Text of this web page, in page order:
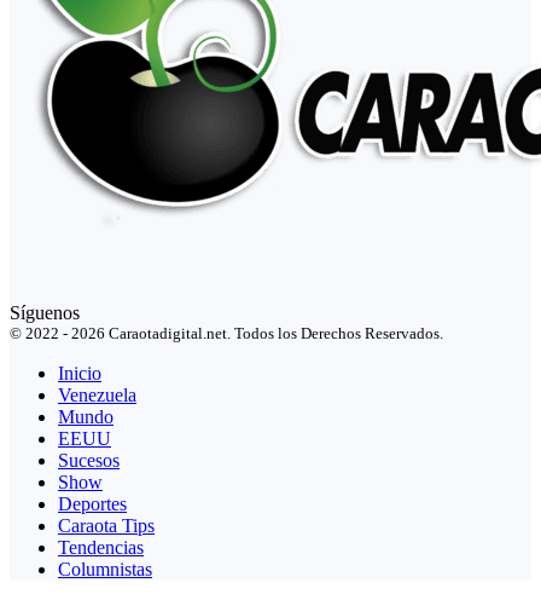
Síguenos
© 2022 - 2026 Caraotadigital.net. Todos los Derechos Reservados.
Inicio
Venezuela
Mundo
EEUU
Sucesos
Show
Deportes
Caraota Tips
Tendencias
Columnistas